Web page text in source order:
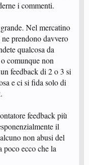
i commenti.
Nel mercatino
ne prendono davvero
qualcosa da
comunque non
feedback di 2 o 3 si
e ci si fida solo di
feedback più
il
non abusi del
poco ecco che la